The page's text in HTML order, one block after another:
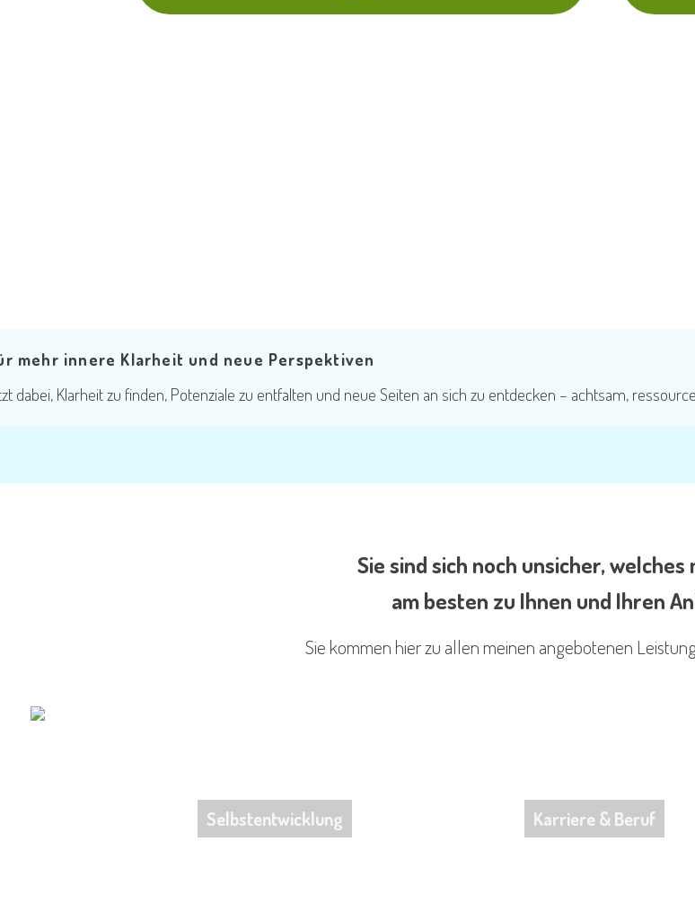
für neue Perspektiven und gute Lösungen. Drinnen oder draußen in der Natur.
entwickeln neue Perspektiven und gehen Ihren eigenen Weg – mit gezielter Begleitung und
mehr innere Klarheit und neue Perspektiven
dabei, Klarheit zu finden, Potenziale zu entfalten und neue Seiten an sich zu entdecken – achtsam,
Sie sind sich noch unsicher,
am besten zu Ihnen und Ihren
Sie kommen hier zu allen meinen angebotenen
Selbstentwicklung Karriere & Beruf